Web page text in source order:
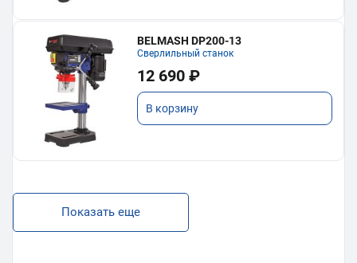
BELMASH DP200-13
Сверлильный станок
12 690 ₽
В корзину
Показать еще